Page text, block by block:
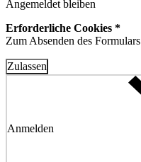
Angemeldet bleiben
Erforderliche Cookies *
Zum Absenden des Formulars
Zulassen
Anmelden